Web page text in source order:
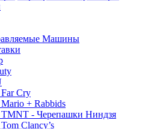
Машины
Cry
+ Rabbids
- Черепашки Ниндзя
Clancy’s